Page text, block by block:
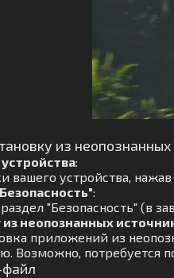
из неопознанных
:
вашего устройства,
:
"Безопасность" (в
неопознанных
приложений из
Возможно, потребуется
файл